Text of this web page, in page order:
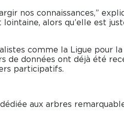
nos connaissances,”
alors qu’elle est
comme la Ligue pour
de données ont déjà été
participatifs.
aux arbres